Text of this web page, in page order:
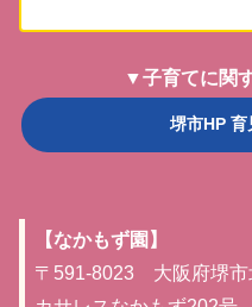
▼子育てに関
堺市HP 育
【なかもず園】
〒591-8023 大阪府堺市